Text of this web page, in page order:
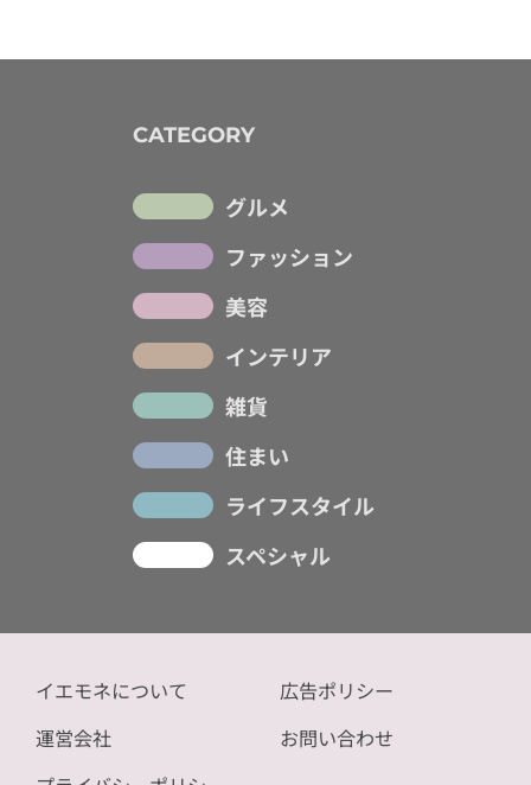
CATEGORY
グルメ
ファッション
美容
インテリア
雑貨
住まい
ライフスタイル
スペシャル
イエモネについて
運営会社
広告ポリシー
お問い合わせ